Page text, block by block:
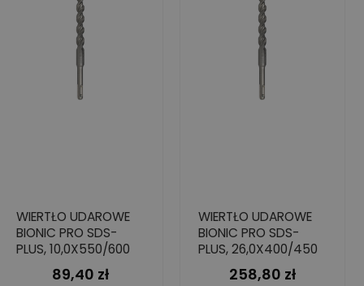
WIERTŁO UDAROWE
BIONIC PRO SDS-
PLUS, 10,0X550/600
Cena
89,40 zł
WIERTŁO UDAROWE
BIONIC PRO SDS-
PLUS, 26,0X400/450
Cena
258,80 zł